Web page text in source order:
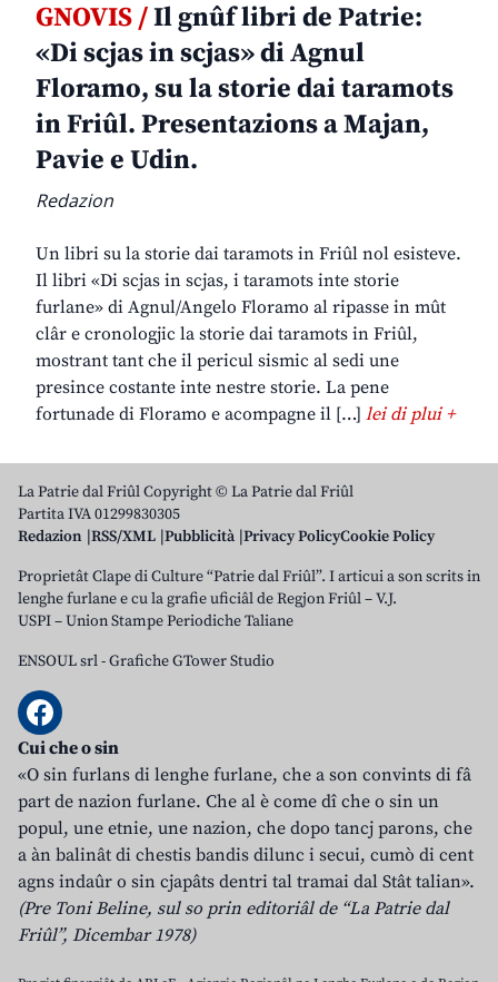
GNOVIS /Il gnûf libri de Patrie:
«Di scjas in scjas» di Agnul
Floramo, su la storie dai taramots
in Friûl. Presentazions a Majan,
Pavie e Udin.
Redazion
Un libri su la storie dai taramots in Friûl nol esisteve.
Il libri «Di scjas in scjas, i taramots inte storie
furlane» di Agnul/Angelo Floramo al ripasse in mût
clâr e cronologjic la storie dai taramots in Friûl,
mostrant tant che il pericul sismic al sedi une
presince costante inte nestre storie. La pene
fortunade di Floramo e acompagne il […] lei di plui +
La Patrie dal Friûl Copyright © La Patrie dal Friûl
Partita IVA 01299830305
Redazion RSS/XML Pubblicità Privacy PolicyCookie Policy
Proprietât Clape di Culture “Patrie dal Friûl”. I articui a son scrits in
lenghe furlane e cu la grafie uficiâl de Regjon Friûl – V.J.
USPI – Union Stampe Periodiche Taliane
ENSOUL srl-Grafiche GTower Studio
Cui che o sin
«O sin furlans di lenghe furlane, che a son convints di fâ
part de nazion furlane. Che al è come dî che o sin un
popul, une etnie, une nazion, che dopo tancj parons, che
a àn balinât di chestis bandis dilunc i secui, cumò di cent
agns indaûr o sin cjapâts dentri tal tramai dal Stât talian».
(Pre Toni Beline, sul so prin editoriâl de “La Patrie dal
Friûl”, Dicembar 1978)